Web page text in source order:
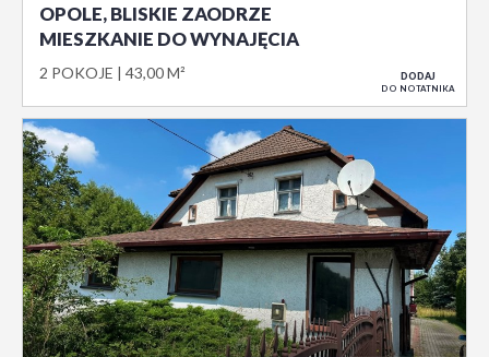
OPOLE, BLISKIE ZAODRZE
MIESZKANIE DO WYNAJĘCIA
2 POKOJE 43,00 M² DODAJ
DO NOTATNIKA